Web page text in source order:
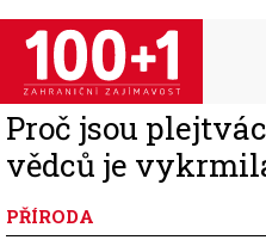
Přejít
hlavnímu
obsahu
Proč jsou
vědců je
PŘÍRODA